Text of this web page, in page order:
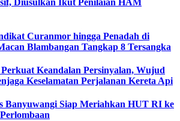
Curanmor hingga Penadah di
Blambangan Tangkap 8 Tersangka
Keandalan Persinyalan, Wujud
Keselamatan Perjalanan Kereta Api
Banyuwangi Siap Meriahkan HUT RI ke